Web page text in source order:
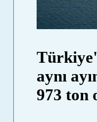
aynı
973 ton